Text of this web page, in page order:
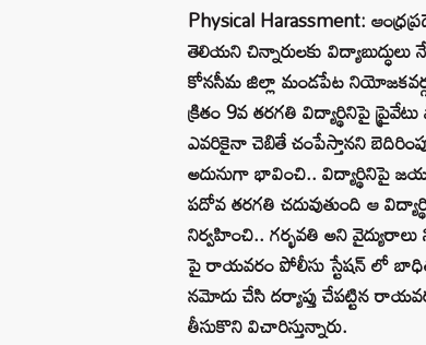
Physical Harassment:
తెలియని చిన్నారులకు
కోనసీమ జిల్లా మండపేట
క్రితం 9వ తరగతి విద్యార్థినిపై
ఎవరికైనా చెబితే చంపేస్తానని
అదునుగా భావించి.. విద్యార్థినిపై
పదోవ తరగతి చదువుతుంది ఆ
నిర్వహించి.. గర్భవతి అని
పై రాయవరం పోలీసు స్టేషన్ లో
నమోదు చేసి దర్యాప్తు చేపట్టిన
తీసుకొని విచారిస్తున్నారు.